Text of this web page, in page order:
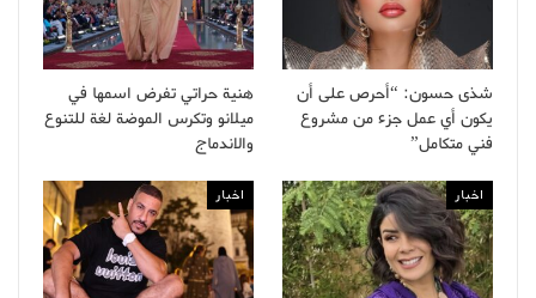
شذى حسون: “أحرص على أن
يكون أي عمل جزء من مشروع
فني متكامل”
هنية حراتي تفرض اسمها في
ميلانو وتكرس الموضة لغة للتنوع
والاندماج
اخبار اخبار